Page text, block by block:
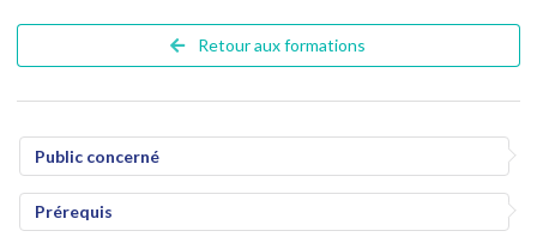
Retour aux formations
Public concerné
Prérequis